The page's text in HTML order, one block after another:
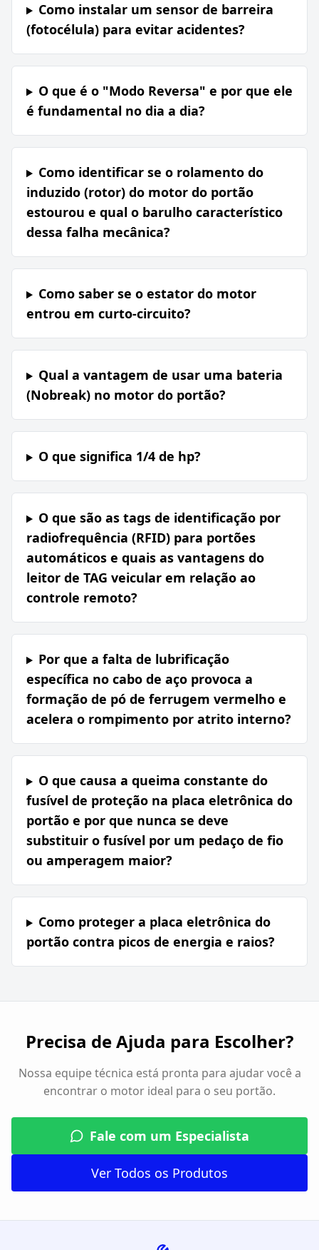
Como instalar um sensor de barreira
(fotocélula) para evitar acidentes?
O que é o "Modo Reversa" e por que ele
é fundamental no dia a dia?
Como identificar se o rolamento do
induzido (rotor) do motor do portão
estourou e qual o barulho característico
dessa falha mecânica?
Como saber se o estator do motor
entrou em curto-circuito?
Qual a vantagem de usar uma bateria
(Nobreak) no motor do portão?
O que significa 1/4 de hp?
O que são as tags de identificação por
radiofrequência (RFID) para portões
automáticos e quais as vantagens do
leitor de TAG veicular em relação ao
controle remoto?
Por que a falta de lubrificação
específica no cabo de aço provoca a
formação de pó de ferrugem vermelho e
acelera o rompimento por atrito interno?
O que causa a queima constante do
fusível de proteção na placa eletrônica do
portão e por que nunca se deve
substituir o fusível por um pedaço de fio
ou amperagem maior?
Como proteger a placa eletrônica do
portão contra picos de energia e raios?
Precisa de Ajuda para Escolher?
Nossa equipe técnica está pronta para ajudar você a
encontrar o motor ideal para o seu portão.
Fale com um Especialista
Ver Todos os Produtos